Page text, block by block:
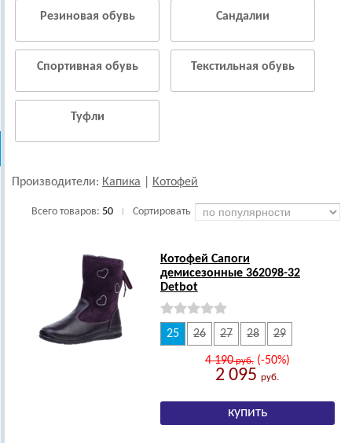
Резиновая обувь Сандалии
Спортивная обувь Текстильная обувь
Туфли
Производители: Капика Котофей
Всего товаров: 50 Сортировать
Котофей Сапоги
демисезонные 362098-32
Detbot
25 26 27 28 29
4 190руб.(-50%)
2 095руб.